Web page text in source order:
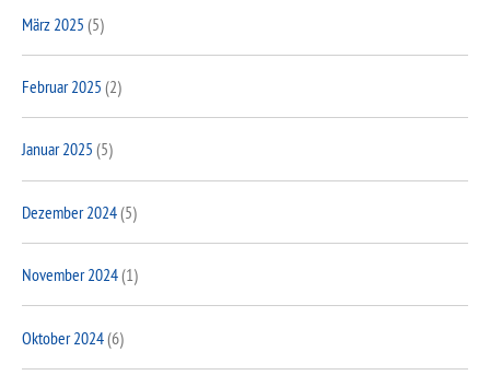
März 2025 (5)
Februar 2025 (2)
Januar 2025 (5)
Dezember 2024(5)
November 2024(1)
Oktober 2024(6)